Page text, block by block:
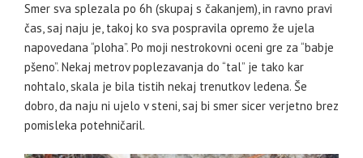
Smer sva splezala po 6h (skupaj s čakanjem), in ravno pravi
čas, saj naju je, takoj ko sva pospravila opremo že ujela
napovedana “ploha”. Po moji nestrokovni oceni gre za “babje
pšeno”. Nekaj metrov poplezavanja do “tal” je tako kar
nohtalo, skala je bila tistih nekaj trenutkov ledena. Še
dobro, da naju ni ujelo v steni, saj bi smer sicer verjetno brez
pomisleka potehničaril.